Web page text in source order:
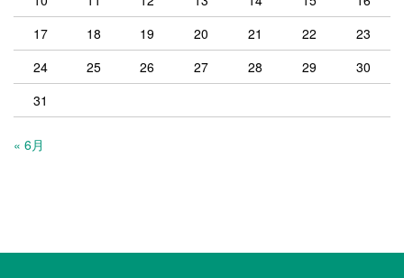
17
18 19 20 21 22
23
24
25 26 27 28 29
30
31
« 6月